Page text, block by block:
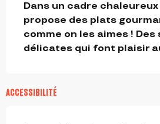
Dans un cadre
propose des plats
comme on les aimes ! Des
délicates qui font plaisir
ACCESSIBILITÉ